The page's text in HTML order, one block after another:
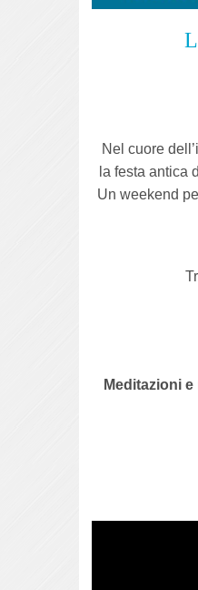
Nel cuore
la festa antica
Un weekend
Meditazioni